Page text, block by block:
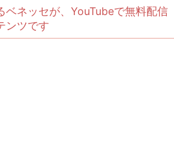
ベネッセが、YouTubeで無料配信
ンツです